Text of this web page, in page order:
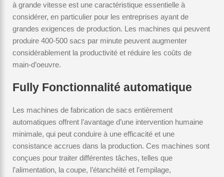
à grande vitesse est une caractéristique essentielle à
considérer, en particulier pour les entreprises ayant de
grandes exigences de production. Les machines qui peuvent
produire 400-500 sacs par minute peuvent augmenter
considérablement la productivité et réduire les coûts de
main-d’oeuvre.
Fully Fonctionnalité automatique
Les machines de fabrication de sacs entièrement
automatiques offrent l’avantage d’une intervention humaine
minimale, qui peut conduire à une efficacité et une
consistance accrues dans la production. Ces machines sont
conçues pour traiter différentes tâches, telles que
l’alimentation, la coupe, l’étanchéité et l’empilage,